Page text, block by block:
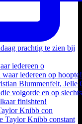
iedereen o
Knibb con